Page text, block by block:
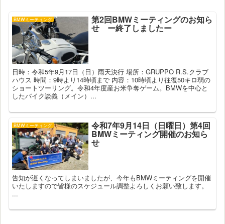
BMWミーティング 第2回BMWミーティングのお知ら
せ ー終了しましたー
日時：令和5年9月17日（日）雨天決行 場所：GRUPPO R.S.クラブ
ハウス 時間：9時より14時頃まで 内容：10時頃より往復50キロ弱の
ショートツーリング。令和4年度産お米争奪ゲーム。BMWを中心と
したバイク談義（メイン）...
BMWミーティング 令和7年9月14日（日曜日）第4回
BMWミーティング開催のお知ら
せ
告知が遅くなってしまいましたが、今年もBMWミーティングを開催
いたしますので皆様のスケジュール調整よろしくお願い致します。
...